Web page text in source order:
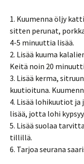
1. Kuumenna öljy
sitten perunat,
4-5 minuuttia lisää.
2. Lisää kuuma
Keitä noin 20
3. Lisää kerma,
kuutioituna.
4. Lisää lohikuutiot
lisää, jotta lohi kypsyy.
5. Lisää suolaa
tillillä.
6. Tarjoa seurana